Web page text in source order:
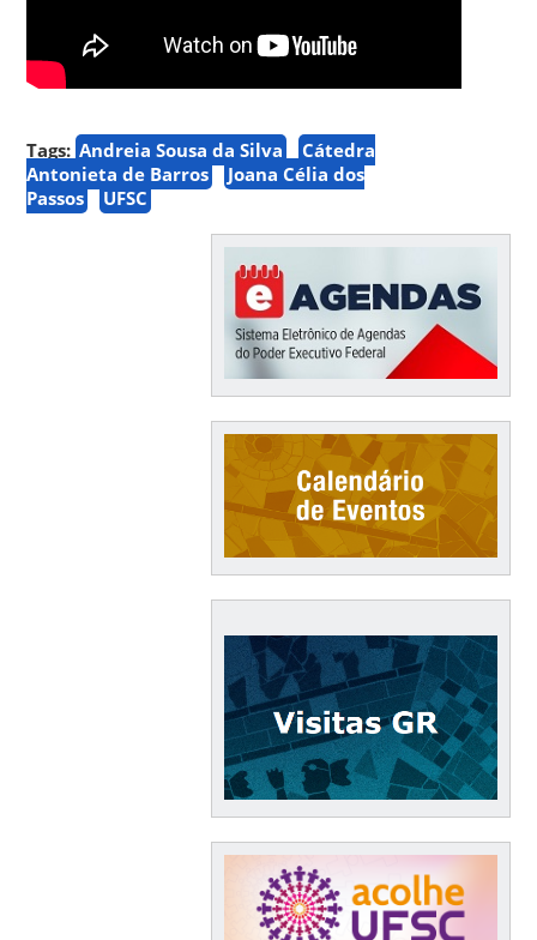
Tags: Andreia Sousa da Silva
Cátedra
Antonieta de Barros
Joana Célia dos
Passos
UFSC